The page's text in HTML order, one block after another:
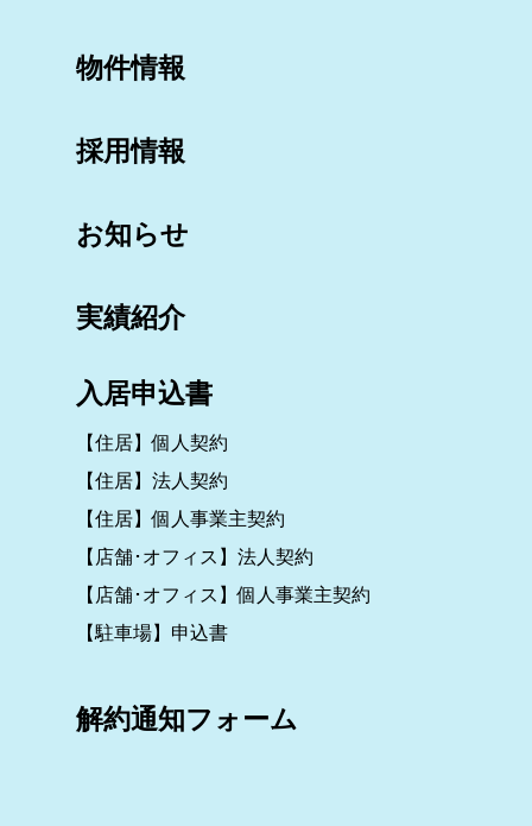
物件情報
採用情報
お知らせ
実績紹介
入居申込書
【住居】個人契約
【住居】法人契約
【住居】個人事業主契約
【店舗･オフィス】法人契約
【店舗･オフィス】個人事業主契約
【駐車場】申込書
解約通知フォーム